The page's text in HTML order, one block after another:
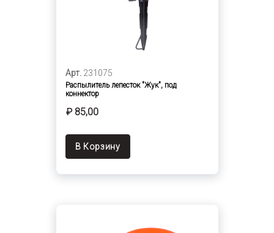
Арт. 231075
Распылитель лепесток "Жук", под
коннектор
₽ 85,00
В Корзину